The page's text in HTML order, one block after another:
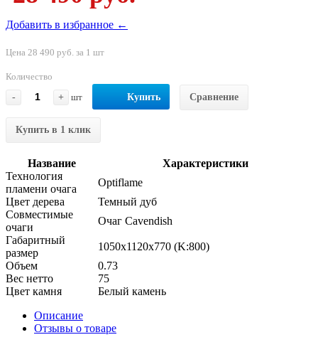
Добавить в избранное ←
Цена 28 490 руб. за 1 шт
Количество
-
+ шт Купить Сравнение
Купить в 1 клик
Название
Характеристики
Технология
пламени очага
Optiflame
Цвет дерева
Темный дуб
Совместимые
очаги
Очаг Cavendish
Габаритный
размер
1050x1120x770 (K:800)
Объем
0.73
Вес нетто
75
Цвет камня
Белый камень
Описание
Отзывы о товаре